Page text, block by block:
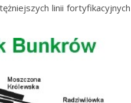
linii fortyfikacyjnych